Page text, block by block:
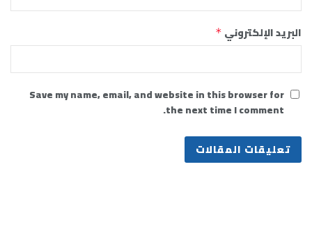
البريد الإلكتروني *
Save my name, email, and website in this browser for
the next time I comment.